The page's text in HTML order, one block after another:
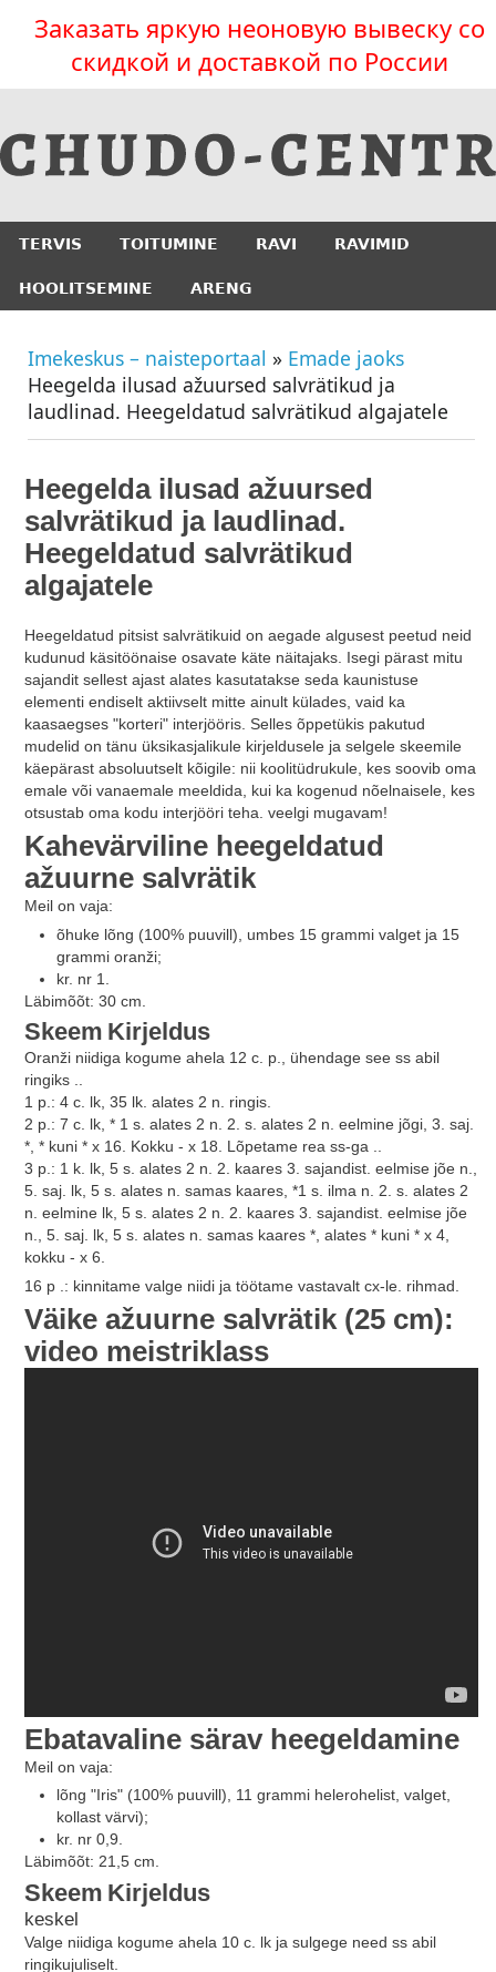
Заказать яркую неоновую вывеску со
скидкой и доставкой по России
TERVIS TOITUMINE RAVI RAVIMID
HOOLITSEMINE ARENG
Imekeskus – naisteportaal » Emade jaoks
Heegelda ilusad ažuursed salvrätikud ja
laudlinad. Heegeldatud salvrätikud algajatele
Heegelda ilusad ažuursed
salvrätikud ja laudlinad.
Heegeldatud salvrätikud
algajatele
Heegeldatud pitsist salvrätikuid on aegade algusest peetud neid
kudunud käsitöönaise osavate käte näitajaks. Isegi pärast mitu
sajandit sellest ajast alates kasutatakse seda kaunistuse
elementi endiselt aktiivselt mitte ainult külades, vaid ka
kaasaegses "korteri" interjööris. Selles õppetükis pakutud
mudelid on tänu üksikasjalikule kirjeldusele ja selgele skeemile
käepärast absoluutselt kõigile: nii koolitüdrukule, kes soovib oma
emale või vanaemale meeldida, kui ka kogenud nõelnaisele, kes
otsustab oma kodu interjööri teha. veelgi mugavam!
Kahevärviline heegeldatud
ažuurne salvrätik
Meil on vaja:
õhuke lõng (100% puuvill), umbes 15 grammi valget ja 15
grammi oranži;
kr. nr 1.
Läbimõõt: 30 cm.
Skeem Kirjeldus
Oranži niidiga kogume ahela 12 c. p., ühendage see ss abil
ringiks ..
1 p.: 4 c. lk, 35 lk. alates 2 n. ringis.
2 p.: 7 c. lk, * 1 s. alates 2 n. 2. s. alates 2 n. eelmine jõgi, 3. saj.
*, * kuni * x 16. Kokku - x 18. Lõpetame rea ss-ga ..
3 p.: 1 k. lk, 5 s. alates 2 n. 2. kaares 3. sajandist. eelmise jõe n.,
5. saj. lk, 5 s. alates n. samas kaares, *1 s. ilma n. 2. s. alates 2
n. eelmine lk, 5 s. alates 2 n. 2. kaares 3. sajandist. eelmise jõe
n., 5. saj. lk, 5 s. alates n. samas kaares *, alates * kuni * x 4,
kokku - x 6.
16 p .: kinnitame valge niidi ja töötame vastavalt cx-le. rihmad.
Väike ažuurne salvrätik (25 cm):
video meistriklass
Ebatavaline särav heegeldamine
Meil on vaja:
lõng "Iris" (100% puuvill), 11 grammi helerohelist, valget,
kollast värvi);
kr. nr 0,9.
Läbimõõt: 21,5 cm.
Skeem Kirjeldus
keskel
Valge niidiga kogume ahela 10 c. lk ja sulgege need ss abil
ringikujuliselt.